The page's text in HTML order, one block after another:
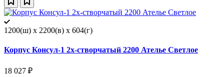
1200(ш) x 2200(в) x 604(г)
Корпус Консул-1 2х-створчатый 2200 Ателье Светлое
18 027 ₽